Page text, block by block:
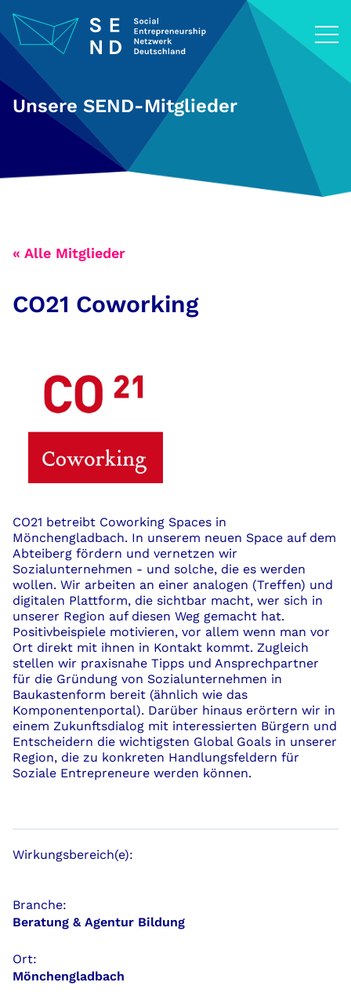
Inhalt
springen
Unsere SEND-Mitglieder
« Alle Mitglieder
CO21 Coworking
CO21 betreibt Coworking Spaces in
Mönchengladbach. In unserem neuen Space auf dem
Abteiberg fördern und vernetzen wir
Sozialunternehmen - und solche, die es werden
wollen. Wir arbeiten an einer analogen (Treffen) und
digitalen Plattform, die sichtbar macht, wer sich in
unserer Region auf diesen Weg gemacht hat.
Positivbeispiele motivieren, vor allem wenn man vor
Ort direkt mit ihnen in Kontakt kommt. Zugleich
stellen wir praxisnahe Tipps und Ansprechpartner
für die Gründung von Sozialunternehmen in
Baukastenform bereit (ähnlich wie das
Komponentenportal). Darüber hinaus erörtern wir in
einem Zukunftsdialog mit interessierten Bürgern und
Entscheidern die wichtigsten Global Goals in unserer
Region, die zu konkreten Handlungsfeldern für
Soziale Entrepreneure werden können.
Wirkungsbereich(e):
Branche:
Beratung & Agentur Bildung
Ort:
Mönchengladbach